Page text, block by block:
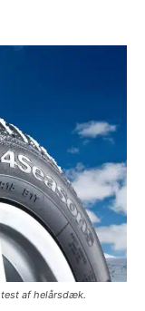
test af helårsdæk.